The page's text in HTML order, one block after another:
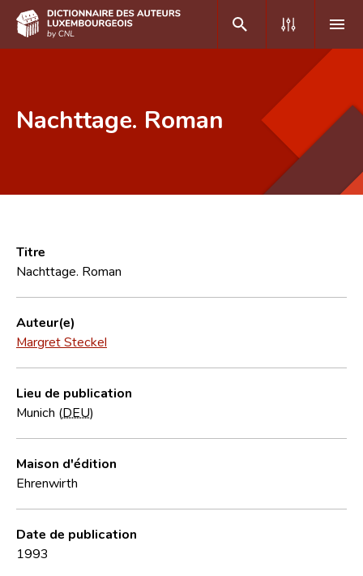
Foire aux questions
CNL
Équipe scientifique
Contact
Nachttage. Roman
Titre
Nachttage. Roman
Auteur(e)
Margret Steckel
Lieu de publication
Munich (DEU)
Maison d'édition
Ehrenwirth
Date de publication
1993